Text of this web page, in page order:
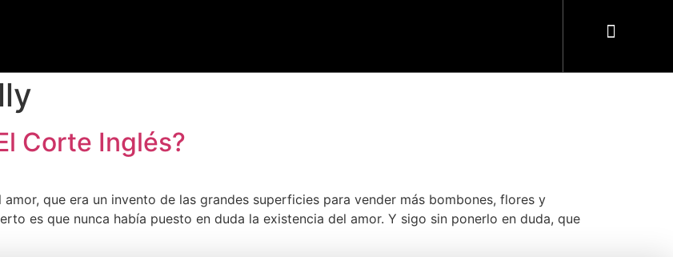
Corte Inglés?
que era un invento de las grandes superficies para vender más bombones, flores y
es que nunca había puesto en duda la existencia del amor. Y sigo sin ponerlo en duda, que